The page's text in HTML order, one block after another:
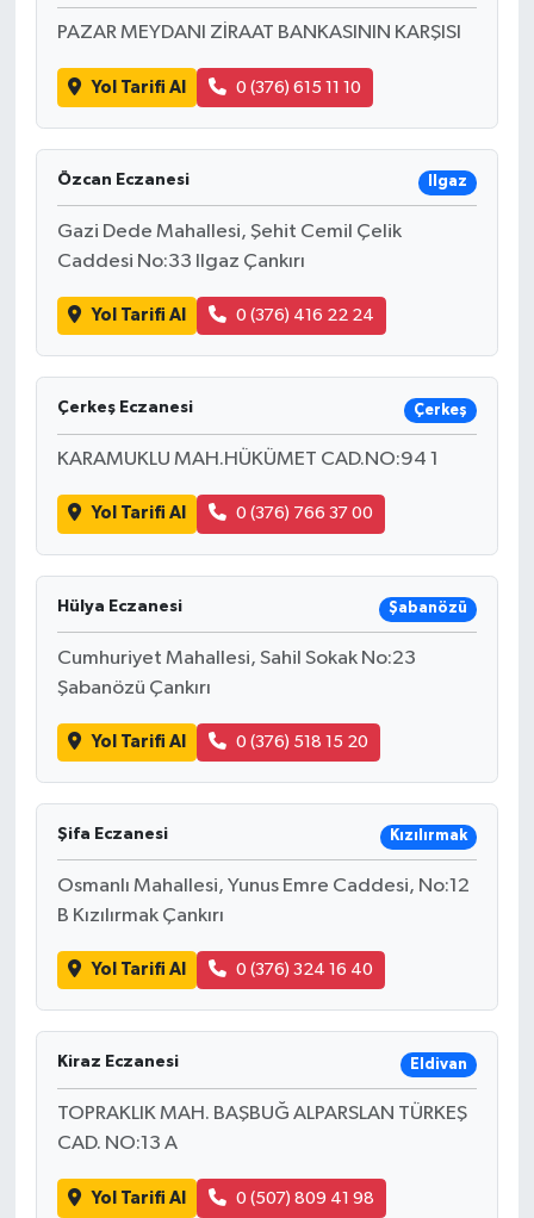
PAZAR MEYDANI ZİRAAT BANKASININ KARŞISI
Yol Tarifi Al 0 (376) 615 11 10
Özcan Eczanesi Ilgaz
Gazi Dede Mahallesi, Şehit Cemil Çelik
Caddesi No:33 Ilgaz Çankırı
Yol Tarifi Al 0 (376) 416 22 24
Çerkeş Eczanesi Çerkeş
KARAMUKLU MAH.HÜKÜMET CAD.NO:94 1
Yol Tarifi Al 0 (376) 766 37 00
Hülya Eczanesi Şabanözü
Cumhuriyet Mahallesi, Sahil Sokak No:23
Şabanözü Çankırı
Yol Tarifi Al 0 (376) 518 15 20
Şifa Eczanesi Kızılırmak
Osmanlı Mahallesi, Yunus Emre Caddesi, No:12
B Kızılırmak Çankırı
Yol Tarifi Al 0 (376) 324 16 40
Kiraz Eczanesi Eldivan
TOPRAKLIK MAH. BAŞBUĞ ALPARSLAN TÜRKEŞ
CAD. NO:13 A
Yol Tarifi Al 0 (507) 809 41 98